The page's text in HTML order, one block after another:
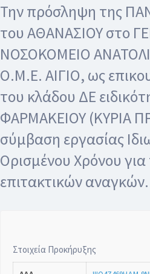
Την πρόσληψη της
του ΑΘΑΝΑΣΙΟΥ στο
ΝΟΣΟΚΟΜΕΙΟ
Ο.Μ.Ε. ΑΙΓΙΟ, ως
του κλάδου ΔΕ
ΦΑΡΜΑΚΕΙΟΥ (ΚΥΡΙΑ
σύμβαση εργασίας
Ορισμένου Xρόνου
επιτακτικών αναγκών.
Στοιχεία Προκήρυξης